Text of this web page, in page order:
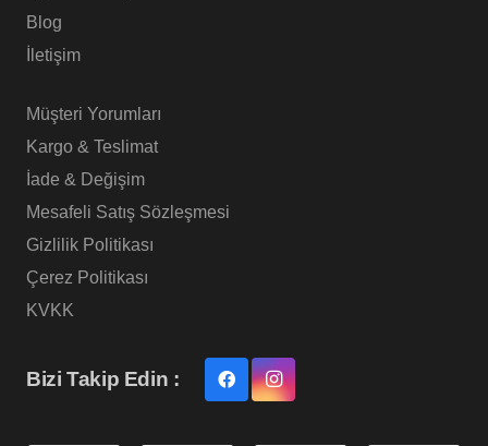
Blog
İletişim
Müşteri Yorumları
Kargo & Teslimat
İade & Değişim
Mesafeli Satış Sözleşmesi
Gizlilik Politikası
Çerez Politikası
KVKK
Bizi Takip Edin :